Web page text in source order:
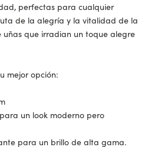
perfectas para cualquier
de la alegría y la vitalidad de la
que irradian un toque alegre
mejor opción:
un look moderno pero
para un brillo de alta gama.